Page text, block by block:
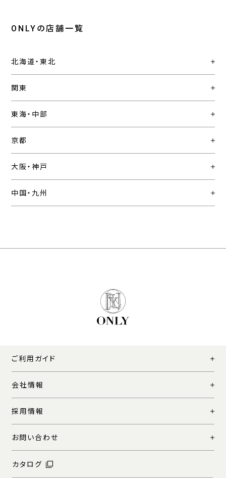
ONLYの店舗一覧
北海道・東北
関東
東海・中部
京都
大阪・神戸
中国・九州
ご利用ガイド
会社情報
採用情報
お問い合わせ
カタログ